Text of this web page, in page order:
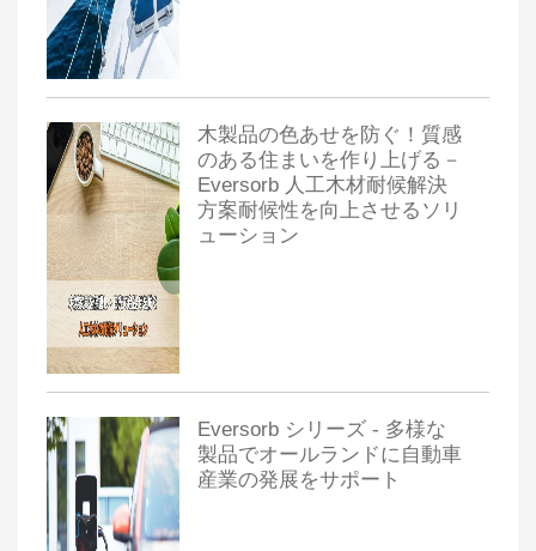
木製品の色あせを防ぐ！質感
のある住まいを作り上げる－
Eversorb 人工木材耐候解決
方案耐候性を向上させるソリ
ューション
Eversorb シリーズ - 多様な
製品でオールランドに自動車
産業の発展をサポート